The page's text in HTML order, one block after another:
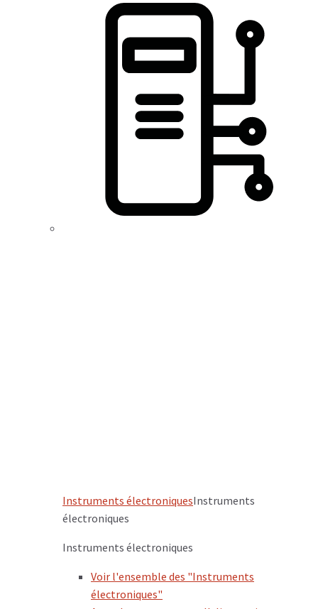
Instruments électroniquesInstruments
électroniques
Instruments électroniques
Voir l'ensemble des "Instruments
électroniques"